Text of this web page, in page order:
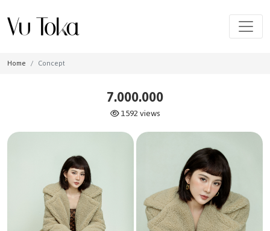
Home Concept
7.000.000
1592 views